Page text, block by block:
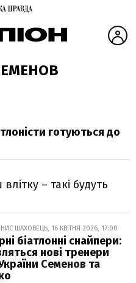
готуються до
– такі будуть
ШАХОВЕЦЬ, 16 КВІТНЯ 2026, 17:00
біатлонні снайпери:
нові тренери
Семенов та